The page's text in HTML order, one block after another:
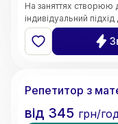
На заняттях створюю
індивідуальний
та пояснюю навіть
завдання — не лише
а й сформувати
математики в закладі
учнями. Працюю з
Репетитор з
від 345 грн/